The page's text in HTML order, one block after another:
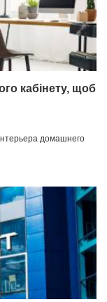
кабінету, щоб
домашнего